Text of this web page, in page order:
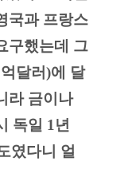
국과 프랑스
구했는데 그
달러)에 달
라 금이나
독일 1년
였다니 얼